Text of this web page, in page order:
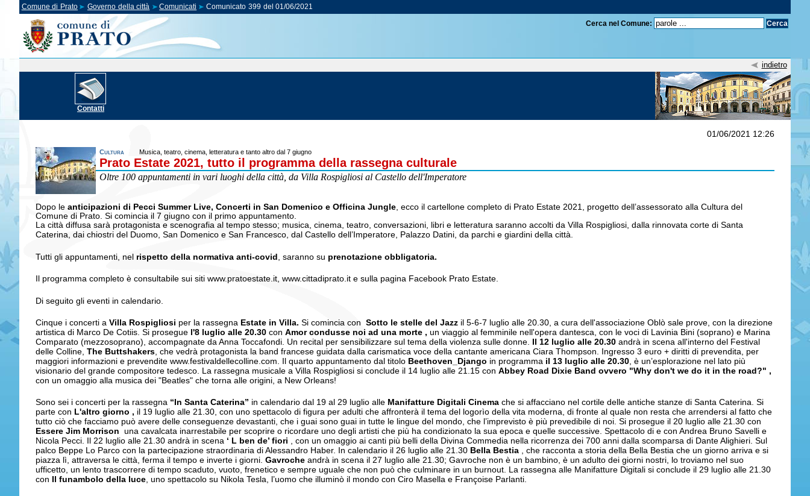
Comune di Prato Governo della città Comunicati Comunicato 399 del 01/06/2021
Cerca nel Comune:
indietro
Contatti
01/06/2021 12:26
Cultura Musica, teatro, cinema, letteratura e tanto altro dal 7 giugno
Prato Estate 2021, tutto il programma della rassegna culturale
Oltre 100 appuntamenti in vari luoghi della città, da Villa Rospigliosi al Castello dell'Imperatore
Dopo leanticipazioni di Pecci Summer Live, Concerti in San Domenico e Officina Jungle, ecco il cartellone completo di Prato Estate 2021, progetto dell’assessorato alla Cultura del
Comune di Prato. Si comincia il 7 giugno con il primo appuntamento.
La città diffusa sarà protagonista e scenografia al tempo stesso; musica, cinema, teatro, conversazioni, libri e letteratura saranno accolti da Villa Rospigliosi, dalla rinnovata corte di Santa
Caterina, dai chiostri del Duomo, San Domenico e San Francesco, dal Castello dell’Imperatore, Palazzo Datini, da parchi e giardini della città.
Tutti gli appuntamenti, nel rispetto della normativa anti-covid , saranno su prenotazione obbligatoria.
Il programma completo è consultabile sui siti www.pratoestate.it, www.cittadiprato.it e sulla pagina Facebook Prato Estate.
Di seguito gli eventi in calendario.
Cinque i concerti aVilla Rospigliosi per la rassegna Estate in Villa. Si comincia conSotto le stelle del Jazz il 5-6-7 luglio alle 20.30, a cura dell'associazione Oblò sale prove, con la direzione
artistica di Marco De Cotiis. Si prosegue l'8 luglio alle 20.30 conAmor condusse noi ad una morte , un viaggio al femminile nell'opera dantesca, con le voci di Lavinia Bini (soprano) e Marina
Comparato (mezzosoprano), accompagnate da Anna Toccafondi. Un recital per sensibilizzare sul tema della violenza sulle donne.
Il 12 luglio alle 20.30 andrà in scena all'interno del Festival
delle Colline,The Buttshakers, che vedrà protagonista la band francese guidata dalla carismatica voce della cantante americana Ciara Thompson. Ingresso 3 euro + diritti di prevendita, per
maggiori informazioni e prevendite www.festivaldellecolline.com. Il quarto appuntamento dal titolo Beethoven_Django in programma il 13 luglio alle 20.30, è un’esplorazione nel lato più
visionario del grande compositore tedesco. La rassegna musicale a Villa Rospigliosi si conclude il 14 luglio alle 21.15 conAbbey Road Dixie Band ovvero "Why don't we do it in the road?" ,
con un omaggio alla musica dei "Beatles" che torna alle origini, a New Orleans!
Sono sei i concerti per la rassegna “In Santa Caterina” in calendario dal 19 al 29 luglio alle Manifatture Digitali Cinema che si affacciano nel cortile delle antiche stanze di Santa Caterina. Si
parte con L'altro giorno , il 19 luglio alle 21.30, con uno spettacolo di figura per adulti che affronterà il tema del logorìo della vita moderna, di fronte al quale non resta che arrendersi al fatto che
tutto ciò che facciamo può avere delle conseguenze devastanti, che i guai sono guai in tutte le lingue del mondo, che l’imprevisto è più prevedibile di noi. Si prosegue il 20 luglio alle 21.30 con
Essere Jim Morrison una cavalcata inarrestabile per scoprire o ricordare uno degli artisti che più ha condizionato la sua epoca e quelle successive. Spettacolo di e con Andrea Bruno Savelli e
Nicola Pecci. Il 22 luglio alle 21.30 andrà in scena ‘ L ben de’ fiori , con un omaggio ai canti più belli della Divina Commedia nella ricorrenza dei 700 anni dalla scomparsa di Dante Alighieri. Sul
palco Beppe Lo Parco con la partecipazione straordinaria di Alessandro Haber. In calendario il 26 luglio alle 21.30 Bella Bestia , che racconta a storia della Bella Bestia che un giorno arriva e si
piazza lì, attraversa le città, ferma il tempo e inverte i giorni.Gavroche andrà in scena il 27 luglio alle 21.30; Gavroche non è un bambino, è un adulto dei giorni nostri, lo troviamo nel suo
ufficetto, un lento trascorrere di tempo scaduto, vuoto, frenetico e sempre uguale che non può che culminare in un burnout. La rassegna alle Manifatture Digitali si conclude il 29 luglio alle 21.30
con
Il funambolo della luce, uno spettacolo su Nikola Tesla, l’uomo che illuminò il mondo con Ciro Masella e Françoise Parlanti.